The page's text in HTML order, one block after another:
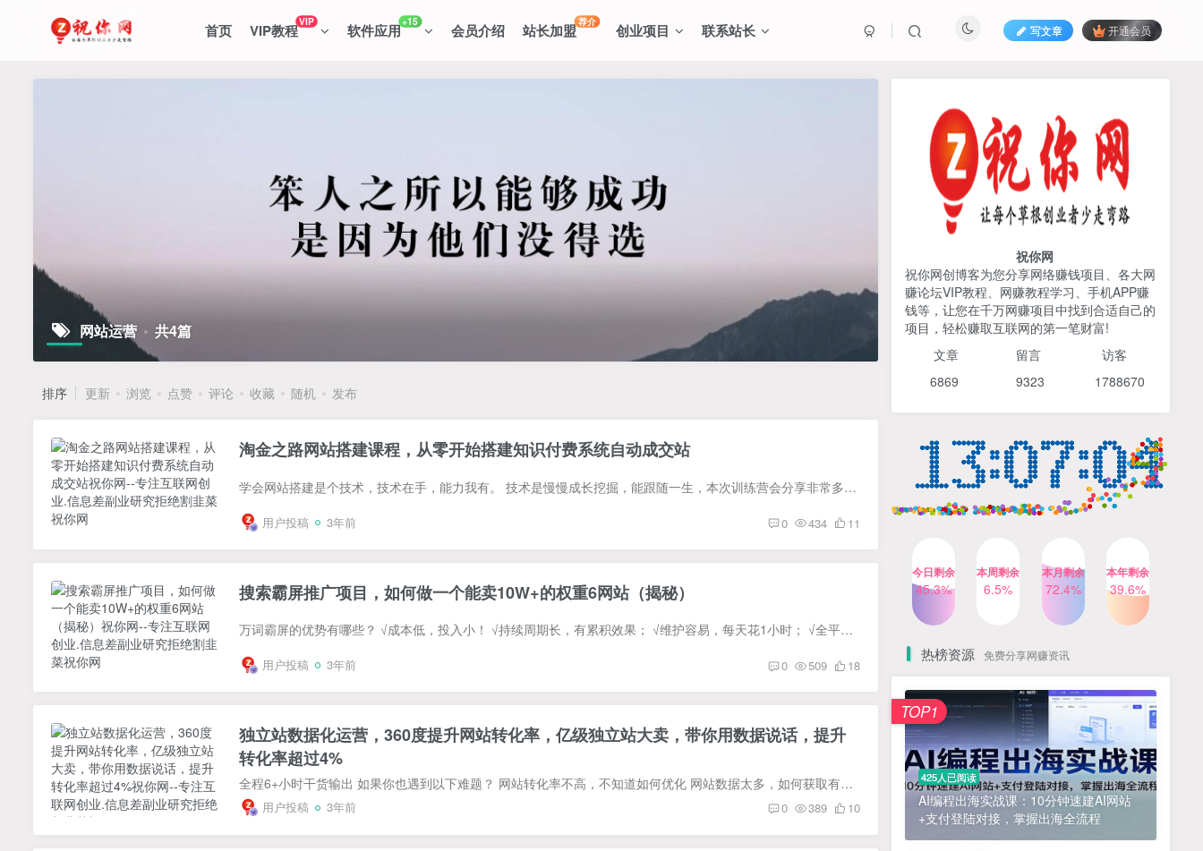
首页 VIP教程VIP 软件应用+15 会员介绍 站长加盟荐介 创业项目 联系站长 写文章 开通会员
网站运营 共4篇
排序 更新 浏览 点赞 评论 收藏 随机 发布
淘金之路网站搭建课程，从零开始搭建知识付费系统自动成交站
学会网站搭建是个技术，技术在手，能力我有。 技术是慢慢成长挖掘，能跟随一生，本次训练营会分享非常多的知识点，建议边学边做笔记记录。 正文 网站最大的作用就是直接做成交后端的，只要有流...
用户投稿 3年前 0 434 11
搜索霸屏推广项目，如何做一个能卖10W+的权重6网站（揭秘）
万词霸屏的优势有哪些？ √成本低，投入小！ √持续周期长，有累积效果； √维护容易，每天花1小时； √全平台流量，百度、搜狗、360、神马、头条搜索； √不挑项目，大部分项目均可操作； √适...
用户投稿 3年前 0 509 18
独立站数据化运营，360度提升网站转化率，亿级独立站大卖，带你用数据说话，提升
转化率超过4%
全程6+小时干货输出 如果你也遇到以下难题？ 网站转化率不高，不知道如何优化 网站数据太多，如何获取有价值的信息 同类型产品，竞品表现好得多，不清楚原因 产品有优势，却不知道如何包装，如...
用户投稿 3年前 0 389 10
425人已阅读
AI编程出海实战课：10分钟速建AI网站
+支付登陆对接，掌握出海全流程
TOP1
2026姜胡说流量&商业设
计，把流量转化为留量，设
计自己的商业模式
6个月前 425人已阅读
TOP2
货，以混剪为主，不需要真
小红书笔记带货课，流量电
商新机会，抓住小红书的流
量红利(更新26年2月)
5个月前 419人已阅读
TOP4
公众号流量主之星座盘点赛
TOP5
AI商业编程智能体开发课：
掌握LangChain+LangGraph
构建多智能体协同架构的核
417人已阅读
TOP6
1 ? 零加盟费｜红颜搭全国城市代理商招募正式启动！
2 淘宝天猫盈利突破特训营25年12月线下课，系统性的深度剖析电商企业经营之道，打造电商标准化运营体系
3 抓亚马逊漏洞，免去店铺月租，一个流量大竞争小，让你有机会成大卖的赛道
2025最新零撸项目，一部手机就可以操作，20秒一单，零投入纯薅羊毛，无门槛，一天200+【揭秘】
祝你网
祝你网创博客为您分享网络赚钱项目、各大网
赚论坛VIP教程、网赚教程学习、手机APP赚
钱等，让您在千万网赚项目中找到合适自己的
项目，轻松赚取互联网的第一笔财富!
文章 留言 访客
6869 9323 1788670
今日剩余
45.3%
本周剩余
6.5%
本月剩余
72.4%
本年剩余
39.6%
热榜资源 免费分享网赚资讯
425人已阅读
AI编程出海实战课：10分钟速建AI网站
+支付登陆对接，掌握出海全流程
TOP1